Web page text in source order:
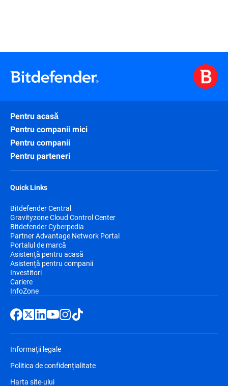
Pentru acasă
Pentru companii mici
Pentru companii
Pentru parteneri
Quick Links
Bitdefender Central
Gravityzone Cloud Control Center
Bitdefender Cyberpedia
Partner Advantage Network Portal
Portalul de marcă
Asistență pentru acasă
Asistență pentru companii
Investitori
Cariere
InfoZone
Informații legale
Politica de confidențialitate
Harta site-ului